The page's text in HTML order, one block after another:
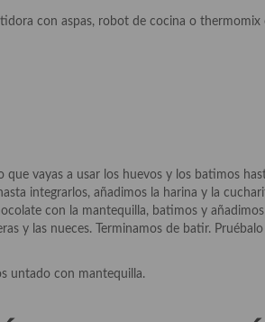
con aspas, robot de cocina o thermomix
vayas a usar los huevos y los batimos
integrarlos, añadimos la harina y la
con la mantequilla, batimos y
y las nueces. Terminamos de batir.
untado con mantequilla.